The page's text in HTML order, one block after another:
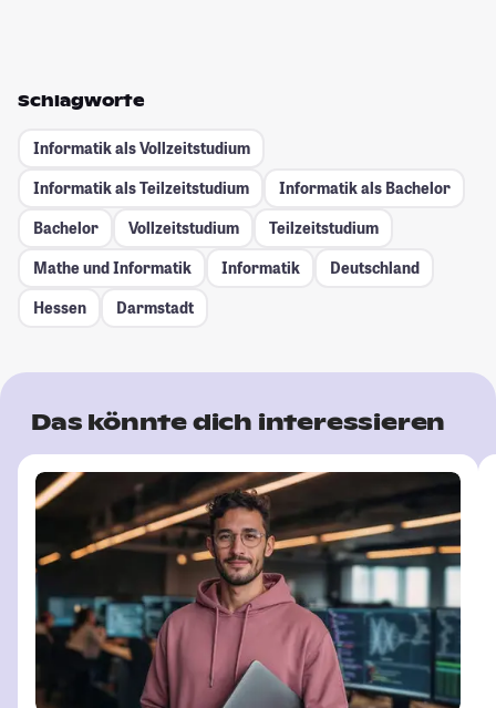
Schlagworte
Informatik als Vollzeitstudium
Informatik als Teilzeitstudium
Informatik als Bachelor
Bachelor
Vollzeitstudium
Teilzeitstudium
Mathe und Informatik
Informatik
Deutschland
Hessen
Darmstadt
Das könnte dich interessieren